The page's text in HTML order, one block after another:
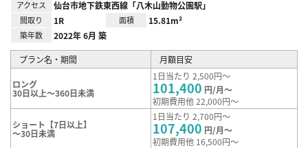
アクセス 仙台市地下鉄東西線「八木山動物公園駅」
間取り 1R 面積 15.81m²
築年数 2022年 6月 築
プラン名・期間 月額目安
ロング
30日以上～360日未満
1日当たり 2,500円～
101,400 円/月～
初期費用他 22,000円～
ショート【7日以上】
～30日未満
1日当たり 2,700円～
107,400 円/月～
初期費用他 16,500円～